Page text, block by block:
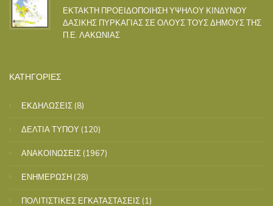
ΕΚΤΑΚΤΗ ΠΡΟΕΙΔΟΠΟΙΗΣΗ ΥΨΗΛΟΥ ΚΙΝΔΥΝΟΥ
ΔΑΣΙΚΗΣ ΠΥΡΚΑΓΙΑΣ ΣΕ ΟΛΟΥΣ ΤΟΥΣ ΔΗΜΟΥΣ ΤΗΣ
Π.Ε. ΛΑΚΩΝΙΑΣ
ΚΑΤΗΓΟΡΙΕΣ
ΕΚΔΗΛΩΣΕΙΣ (8)
ΔΕΛΤΙΑ ΤΥΠΟΥ (120)
ΑΝΑΚΟΙΝΩΣΕΙΣ (1967)
ΕΝΗΜΕΡΩΣΗ (28)
ΠΟΛΙΤΙΣΤΙΚΕΣ ΕΓΚΑΤΑΣΤΑΣΕΙΣ (1)